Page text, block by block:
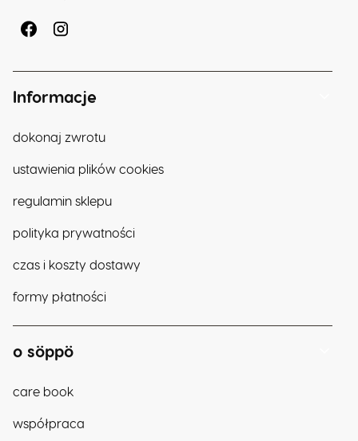
Linki w stopce
Informacje
dokonaj zwrotu
ustawienia plików cookies
regulamin sklepu
polityka prywatności
czas i koszty dostawy
formy płatności
o söppö
care book
współpraca